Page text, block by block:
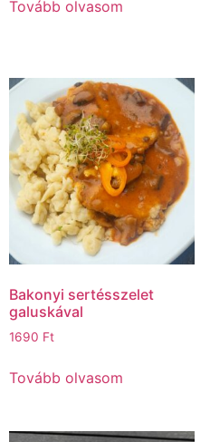
Tovább olvasom
Bakonyi sertésszelet
galuskával
1690 Ft
Tovább olvasom